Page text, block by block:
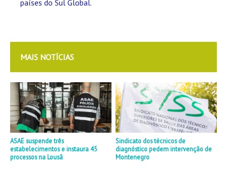
países do Sul Global.
MAIS NOTÍCIAS
ASAE suspende três
estabelecimentos e instaura 45
processos na Lousã
Sindicato dos técnicos de
diagnóstico pedem intervenção de
Montenegro